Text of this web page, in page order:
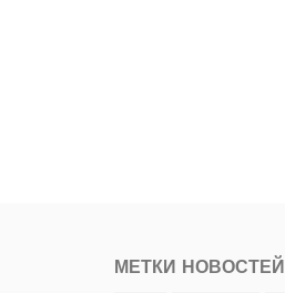
МЕТКИ НОВОСТЕЙ